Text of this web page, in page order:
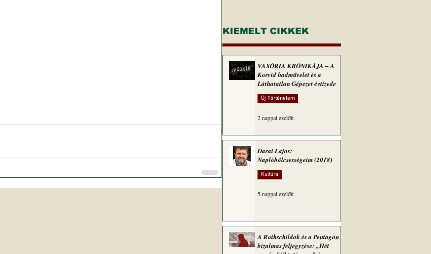
KIEMELT CIKKEK
VAXÓRIA KRÓNIKÁJA ‒ A
Korvid hadművelet és a
Láthatatlan Gépezet évtizede
Új Történelem
2 nappal ezelőtt
Darai Lajos:
Naplóbölcsességeim (2018)
Kultúra
5 nappal ezelőtt
A Rothschildok és a Pentagon
bizalmas feljegyzése: „Hét